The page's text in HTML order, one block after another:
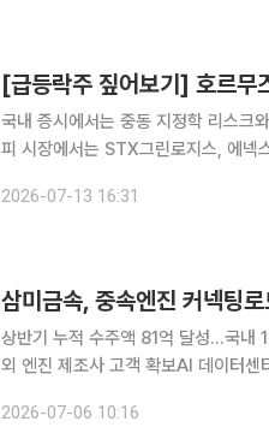
국내 증시에서는 중동 지정학 리스크
피 시장에서는 STX그린로지스, 에넥
2026-07-13 16:31
삼미금속, 중속엔진 커넥팅
상반기 누적 수주액 81억 달성…국내
외 엔진 제조사 고객 확보AI 데이터센터
진에 적용되는 중속엔진 커넥팅로드
2026-07-06 10:16